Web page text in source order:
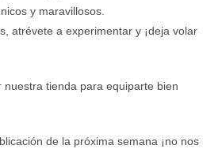
y maravillosos.
atrévete a experimentar y ¡deja volar
nuestra tienda para equiparte bien
de la próxima semana ¡no nos